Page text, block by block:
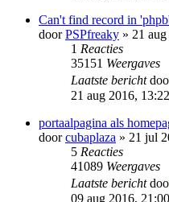
Can't find record in
doorPSPfreaky » 21
1 Reacties
35151 Weergaves
Laatste bericht
21 aug 2016, 13:22
portaalpagina als
doorcubaplaza » 21 jul
5 Reacties
41089 Weergaves
Laatste bericht
09 aug 2016, 21:00